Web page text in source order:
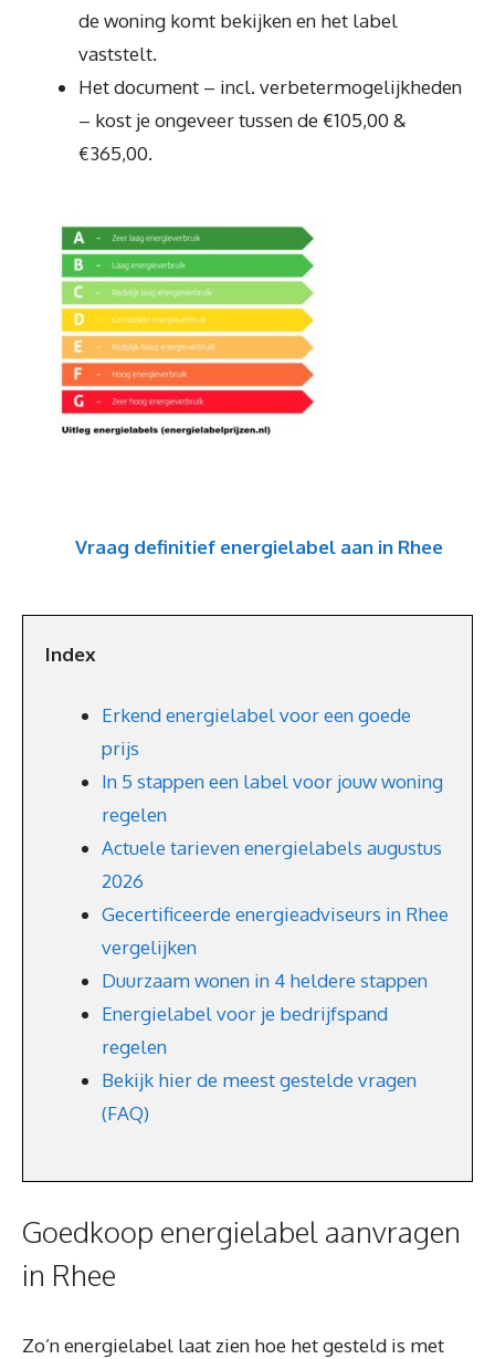
de woning komt bekijken en het label
vaststelt.
Het document – incl. verbetermogelijkheden
– kost je ongeveer tussen de €105,00 &
€365,00.
Vraag definitief energielabel aan in Rhee
Index
Erkend energielabel voor een goede
prijs
In 5 stappen een label voor jouw woning
regelen
Actuele tarieven energielabels augustus
2026
Gecertificeerde energieadviseurs in Rhee
vergelijken
Duurzaam wonen in 4 heldere stappen
Energielabel voor je bedrijfspand
regelen
Bekijk hier de meest gestelde vragen
(FAQ)
Goedkoop energielabel aanvragen
in Rhee
Zo’n energielabel laat zien hoe het gesteld is met